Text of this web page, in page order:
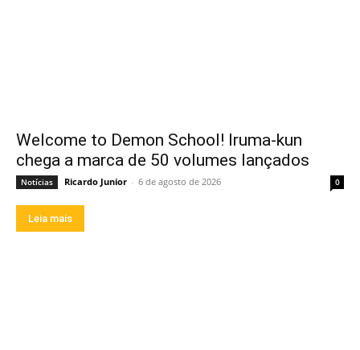
Welcome to Demon School! Iruma-kun
chega a marca de 50 volumes lançados
Notícias Ricardo Junior - 6 de agosto de 2026 0
Leia mais